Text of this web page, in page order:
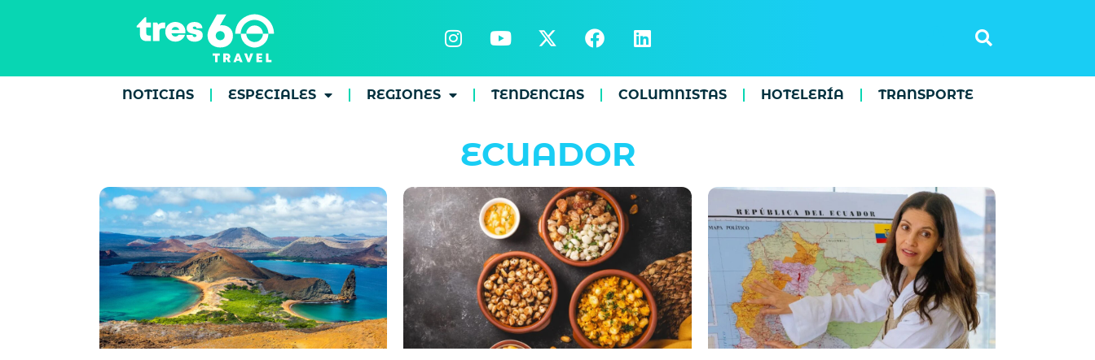
NOTICIAS ESPECIALES REGIONES TENDENCIAS COLUMNISTAS HOTELERÍA TRANSPORTE
ECUADOR